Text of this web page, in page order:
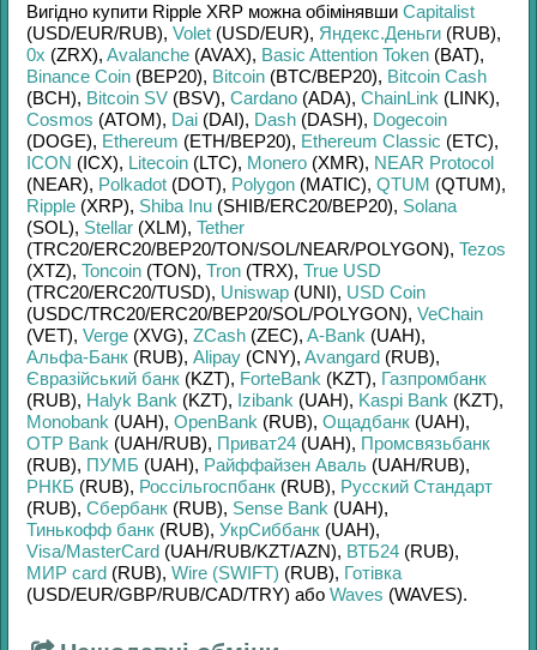
Вигідно купити Ripple XRP можна обімінявши Capitalist
(USD/EUR/RUB), Volet (USD/EUR), Яндекс.Деньги (RUB),
0x (ZRX), Avalanche (AVAX), Basic Attention Token (BAT),
Binance Coin (BEP20), Bitcoin (BTC/BEP20), Bitcoin Cash
(BCH), Bitcoin SV (BSV), Cardano (ADA), ChainLink (LINK),
Cosmos (ATOM), Dai (DAI), Dash (DASH), Dogecoin
(DOGE), Ethereum (ETH/BEP20), Ethereum Classic (ETC),
ICON (ICX), Litecoin (LTC), Monero (XMR), NEAR Protocol
(NEAR), Polkadot (DOT), Polygon (MATIC), QTUM (QTUM),
Ripple (XRP), Shiba Inu (SHIB/ERC20/BEP20), Solana
(SOL), Stellar (XLM), Tether
(TRC20/ERC20/BEP20/TON/SOL/NEAR/POLYGON), Tezos
(XTZ), Toncoin (TON), Tron (TRX), True USD
(TRC20/ERC20/TUSD), Uniswap (UNI), USD Coin
(USDC/TRC20/ERC20/BEP20/SOL/POLYGON), VeChain
(VET), Verge (XVG), ZCash (ZEC), A-Bank (UAH),
Альфа-Банк (RUB), Alipay (CNY), Avangard (RUB),
Євразійський банк (KZT), ForteBank (KZT), Газпромбанк
(RUB), Halyk Bank (KZT), Izibank (UAH), Kaspi Bank (KZT),
Monobank (UAH), OpenBank (RUB), Ощадбанк (UAH),
OTP Bank (UAH/RUB), Приват24 (UAH), Промсвязьбанк
(RUB), ПУМБ (UAH), Райффайзен Аваль (UAH/RUB),
РНКБ (RUB), Россільгоспбанк (RUB), Русский Стандарт
(RUB), Сбербанк (RUB), Sense Bank (UAH),
Тинькофф банк (RUB), УкрСиббанк (UAH),
Visa/MasterCard (UAH/RUB/KZT/AZN), ВТБ24 (RUB),
МИР card (RUB), Wire (SWIFT) (RUB), Готівка
(USD/EUR/GBP/RUB/CAD/TRY) або Waves (WAVES).